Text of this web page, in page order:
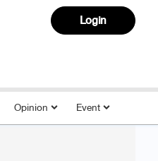
Login
Opinion Event